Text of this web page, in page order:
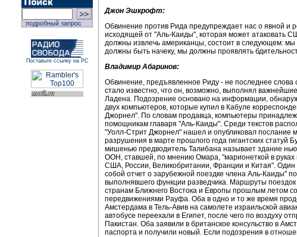
подробный запрос
Поставьте ссылку на РС
Джон Эшкрофт:
Обвинение против Рида предупреждает нас о явной и
исходящей от "Аль-Каиды", которая может атаковать
должны извлечь американцы, состоит в следующем:
должны быть начеку, мы должны проявлять
Владимир Абаринов:
Обвинение, предъявленное Риду - не последнее слова
стало известно, что он, возможно, выполнял
Ладена. Подозрение основано на информации,
двух компьютеров, которые купил в Кабуле
Джорнел". По словам продавца, компьютеры
помощникам главаря "Аль-Каиды". Среди текстов
"Уолл-Стрит Джорнел" нашел и опубликовал послание
разрушения в марте прошлого года гигантских статуй
мишенью предводитель Талибана называет здание
ООН, ставшей, по мнению Омара, "марионеткой в руках
США, России, Великобритании, Франции и Китая". Один
собой отчет о зарубежной поездке члена Аль-Каиды"
выполнявшего функции разведчика. Маршруты
странам Ближнего Востока и Европы прошлым летом
передвижениями Рауфа. Оба в одно и то же время
Амстердама в Тель-Авив на самолете израильской
автобусе переехали в Египет, после чего по воздуху
Пакистан. Оба заявили в британское консульство в
паспорта и получили новый. Если подозрения в